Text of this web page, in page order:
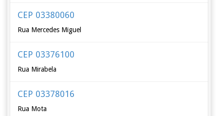
CEP 03380060
Rua Mercedes Miguel
CEP 03376100
Rua Mirabela
CEP 03378016
Rua Mota